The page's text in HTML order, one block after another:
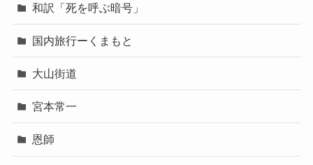
和訳「死を呼ぶ暗号」
国内旅行ーくまもと
大山街道
宮本常一
恩師